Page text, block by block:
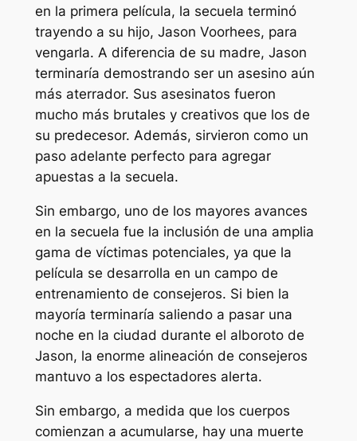
en la primera película, la secuela terminó
trayendo a su hijo, Jason Voorhees, para
vengarla. A diferencia de su madre, Jason
terminaría demostrando ser un asesino aún
más aterrador. Sus asesinatos fueron
mucho más brutales y creativos que los de
su predecesor. Además, sirvieron como un
paso adelante perfecto para agregar
apuestas a la secuela.
Sin embargo, uno de los mayores avances
en la secuela fue la inclusión de una amplia
gama de víctimas potenciales, ya que la
película se desarrolla en un campo de
entrenamiento de consejeros. Si bien la
mayoría terminaría saliendo a pasar una
noche en la ciudad durante el alboroto de
Jason, la enorme alineación de consejeros
mantuvo a los espectadores alerta.
Sin embargo, a medida que los cuerpos
comienzan a acumularse, hay una muerte